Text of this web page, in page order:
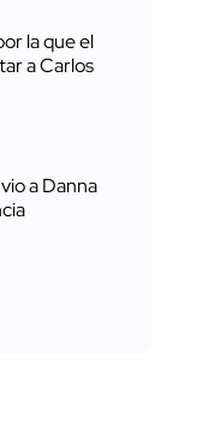
la que el
a Carlos
a Danna